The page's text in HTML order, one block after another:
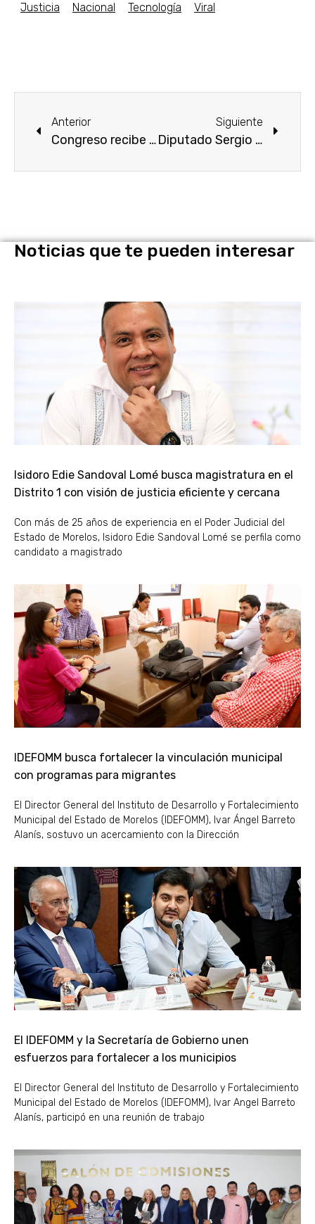
Justicia Nacional Tecnología Viral
Anterior
Congreso recibe Segundo Informe del Tribunal de Justicia Penal para Adolescentes en Morelos
Siguiente
Diputado Sergio Livera presenta exhorto en la primera sesión ordinaria para atender compromisos con Tepoztlán
Noticias que te pueden interesar
Isidoro Edie Sandoval Lomé busca magistratura en el
Distrito 1 con visión de justicia eficiente y cercana
Con más de 25 años de experiencia en el Poder Judicial del
Estado de Morelos, Isidoro Edie Sandoval Lomé se perfila como
candidato a magistrado
IDEFOMM busca fortalecer la vinculación municipal
con programas para migrantes
El Director General del Instituto de Desarrollo y Fortalecimiento
Municipal del Estado de Morelos (IDEFOMM), Ivar Ángel Barreto
Alanís, sostuvo un acercamiento con la Dirección
El IDEFOMM y la Secretaría de Gobierno unen
esfuerzos para fortalecer a los municipios
El Director General del Instituto de Desarrollo y Fortalecimiento
Municipal del Estado de Morelos (IDEFOMM), Ivar Angel Barreto
Alanís, participó en una reunión de trabajo